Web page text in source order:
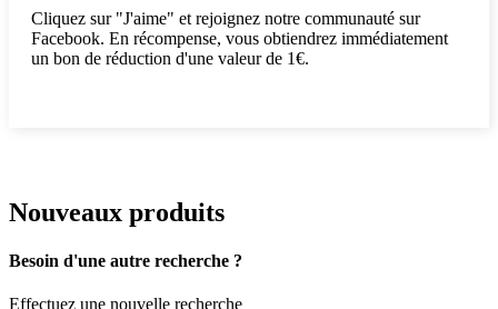
Cliquez sur "J'aime" et rejoignez notre communauté sur
Facebook. En récompense, vous obtiendrez immédiatement
un bon de réduction d'une valeur de 1€.
Nouveaux produits
Besoin d'une autre recherche ?
Effectuez une nouvelle recherche